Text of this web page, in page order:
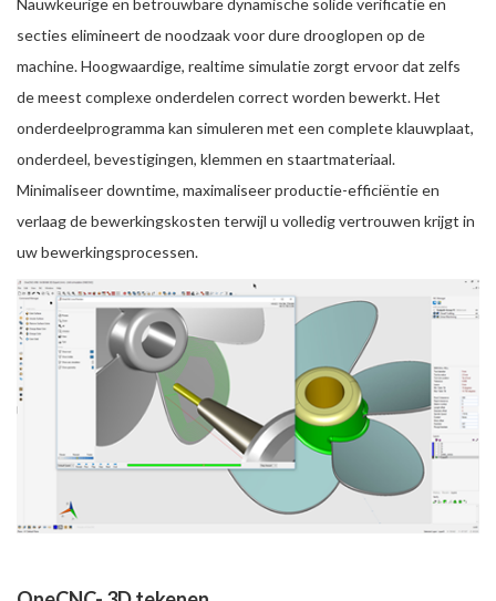
Nauwkeurige en betrouwbare dynamische solide verificatie en
secties elimineert de noodzaak voor dure drooglopen op de
machine. Hoogwaardige, realtime simulatie zorgt ervoor dat zelfs
de meest complexe onderdelen correct worden bewerkt. Het
onderdeelprogramma kan simuleren met een complete klauwplaat,
onderdeel, bevestigingen, klemmen en staartmateriaal.
Minimaliseer downtime, maximaliseer productie-efficiëntie en
verlaag de bewerkingskosten terwijl u volledig vertrouwen krijgt in
uw bewerkingsprocessen.